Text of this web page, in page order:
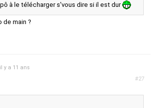
à le télécharger s'vous dire si il est dur
de main ?
#27
il y a 11 ans